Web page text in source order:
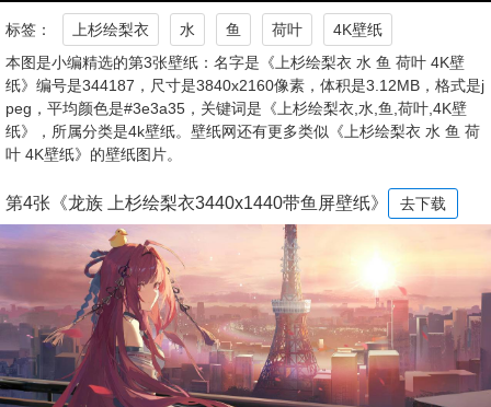
标签： 上杉绘梨衣 水 鱼 荷叶
4K壁纸
本图是小编精选的第3张壁纸：名字是《上杉绘梨衣 水 鱼 荷叶 4K壁
纸》编号是344187，尺寸是3840x2160像素，体积是3.12MB，格式是j
peg，平均颜色是#3e3a35，关键词是《上杉绘梨衣,水,鱼,荷叶,4K壁
纸》，所属分类是4k壁纸。壁纸网还有更多类似《上杉绘梨衣 水 鱼 荷
叶 4K壁纸》的壁纸图片。
第4张《龙族 上杉绘梨衣3440x1440带鱼屏壁纸》 去下载